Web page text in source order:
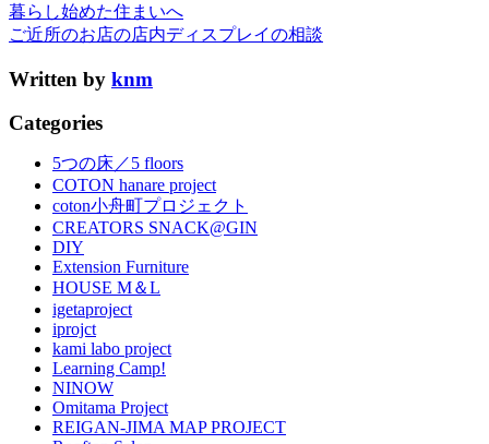
暮らし始めた住まいへ
ご近所のお店の店内ディスプレイの相談
Written by knm
Categories
5つの床／5 floors
COTON hanare project
coton小舟町プロジェクト
CREATORS SNACK@GIN
DIY
Extension Furniture
HOUSE M＆L
igetaproject
iprojct
kami labo project
Learning Camp!
NINOW
Omitama Project
REIGAN-JIMA MAP PROJECT